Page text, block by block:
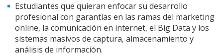
Estudiantes que quieran enfocar su desarrollo
profesional con garantías en las ramas del marketing
online, la comunicación en internet, el Big Data y los
sistemas masivos de captura, almacenamiento y
análisis de información.